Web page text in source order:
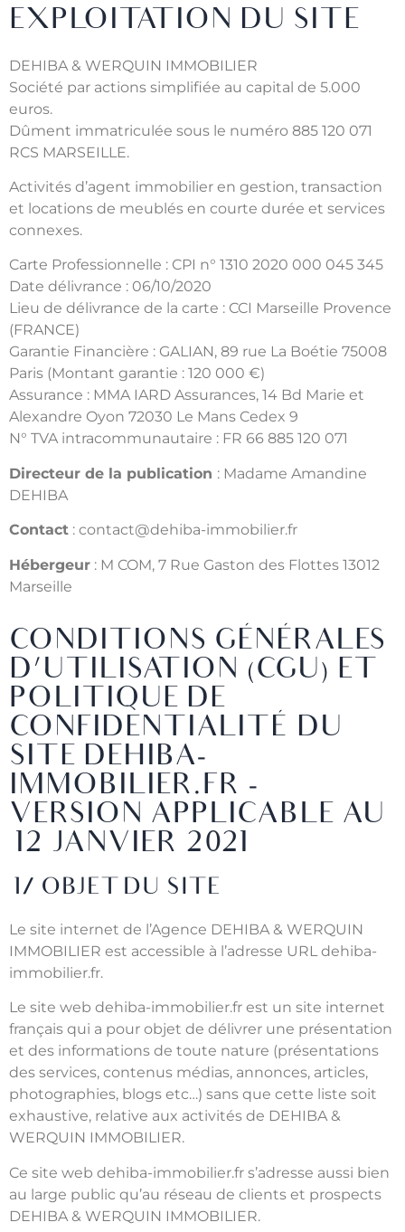
EXPLOITATION DU SITE
DEHIBA & WERQUIN IMMOBILIER
Société par actions simplifiée au capital de 5.000
euros.
Dûment immatriculée sous le numéro 885 120 071
RCS MARSEILLE.
Activités d’agent immobilier en gestion, transaction
et locations de meublés en courte durée et services
connexes.
Carte Professionnelle : CPI n° 1310 2020 000 045 345
Date délivrance : 06/10/2020
Lieu de délivrance de la carte : CCI Marseille Provence
(FRANCE)
Garantie Financière : GALIAN, 89 rue La Boétie 75008
Paris (Montant garantie : 120 000 €)
Assurance : MMA IARD Assurances, 14 Bd Marie et
Alexandre Oyon 72030 Le Mans Cedex 9
N° TVA intracommunautaire : FR 66 885 120 071
Directeur de la publication : Madame Amandine
DEHIBA
Contact : contact@dehiba-immobilier.fr
Hébergeur : M COM, 7 Rue Gaston des Flottes 13012
Marseille
CONDITIONS GÉNÉRALES
D’UTILISATION (CGU) ET
POLITIQUE DE
CONFIDENTIALITÉ DU
SITE DEHIBA-
IMMOBILIER.FR -
VERSION APPLICABLE AU
12 JANVIER 2021
1/ OBJET DU SITE
Le site internet de l’Agence DEHIBA & WERQUIN
IMMOBILIER est accessible à l’adresse URL dehiba-
immobilier.fr.
Le site web dehiba-immobilier.fr est un site internet
français qui a pour objet de délivrer une présentation
et des informations de toute nature (présentations
des services, contenus médias, annonces, articles,
photographies, blogs etc…) sans que cette liste soit
exhaustive, relative aux activités de DEHIBA &
WERQUIN IMMOBILIER.
Ce site web dehiba-immobilier.fr s’adresse aussi bien
au large public qu’au réseau de clients et prospects
DEHIBA & WERQUIN IMMOBILIER.